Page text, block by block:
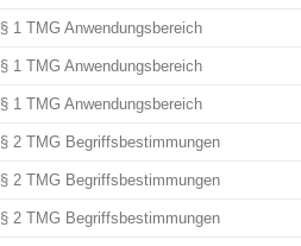
§ 1 TMG Anwendungsbereich
§ 1 TMG Anwendungsbereich
§ 1 TMG Anwendungsbereich
§ 2 TMG Begriffsbestimmungen
§ 2 TMG Begriffsbestimmungen
§ 2 TMG Begriffsbestimmungen